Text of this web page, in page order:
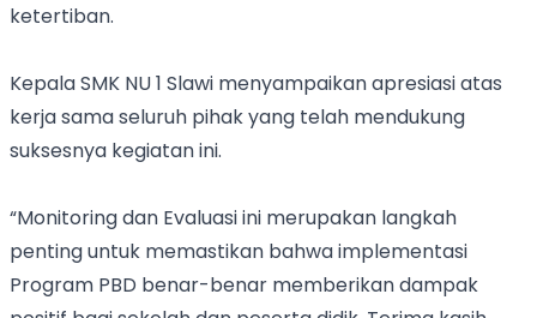
ketertiban.
Kepala SMK NU 1 Slawi menyampaikan apresiasi atas
kerja sama seluruh pihak yang telah mendukung
suksesnya kegiatan ini.
“Monitoring dan Evaluasi ini merupakan langkah
penting untuk memastikan bahwa implementasi
Program PBD benar-benar memberikan dampak